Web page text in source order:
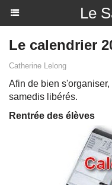
Le
Le calendrier
Catherine Lelong
Afin de bien
samedis libérés.
Rentrée des élèves